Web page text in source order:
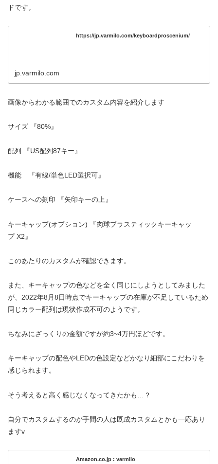
ドです。
https://jp.varmilo.com/keyboardproscenium/
jp.varmilo.com
画像からわかる範囲でのカスタム内容を紹介します
サイズ 『80%』
配列 『US配列87キー』
機能 『有線/単色LED選択可』
ケースへの刻印 『矢印キーの上』
キーキャップ(オプション) 『肉球プラスティックキーキャッ
プ X2』
このあたりのカスタムが確認できます。
また、キーキャップの色などを全く同じにしようとしてみました
が、2022年8月8日時点でキーキャップの在庫が不足しているため
同じカラー配列は現状作成不可のようです。
ちなみにざっくりの金額ですが約3~4万円ほどです。
キーキャップの配色やLEDの色設定などかなり細部にこだわりを
感じられます。
そう考えると高く感じなくなってきたかも…？
自分でカスタムするのが手間の人は既成カスタムとかも一応あり
ますv
Amazon.co.jp : varmilo